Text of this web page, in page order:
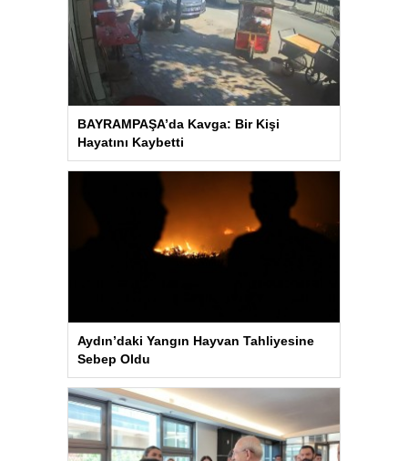
BAYRAMPAŞA’da Kavga: Bir Kişi
Hayatını Kaybetti
Aydın’daki Yangın Hayvan Tahliyesine
Sebep Oldu